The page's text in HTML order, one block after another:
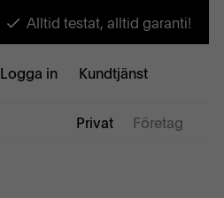
Alltid testat, alltid garanti!
Logga in Kundtjänst
Privat Företag